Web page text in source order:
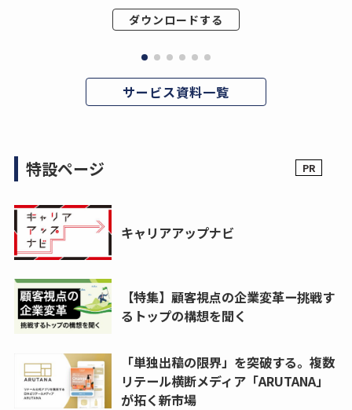
ダウンロードする
サービス資料一覧
特設ページ
キャリアアップナビ
【特集】顧客視点の企業変革ー挑戦す
るトップの構想を聞く
「単独出稿の限界」を突破する。複数
リテール横断メディア「ARUTANA」
が拓く新市場